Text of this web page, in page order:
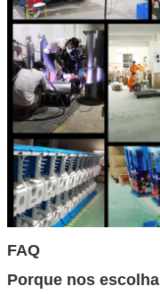
FAQ
Porque nos escolha